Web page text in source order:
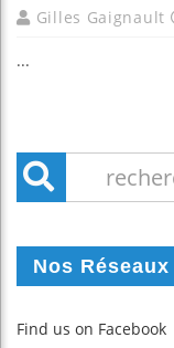
Gilles Gaignault
...
Nos
Find us on Facebook